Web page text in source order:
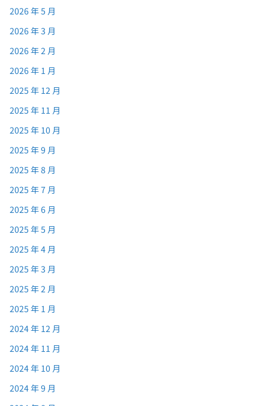
2026 年 5 月
2026 年 3 月
2026 年 2 月
2026 年 1 月
2025 年 12 月
2025 年 11 月
2025 年 10 月
2025 年 9 月
2025 年 8 月
2025 年 7 月
2025 年 6 月
2025 年 5 月
2025 年 4 月
2025 年 3 月
2025 年 2 月
2025 年 1 月
2024 年 12 月
2024 年 11 月
2024 年 10 月
2024 年 9 月